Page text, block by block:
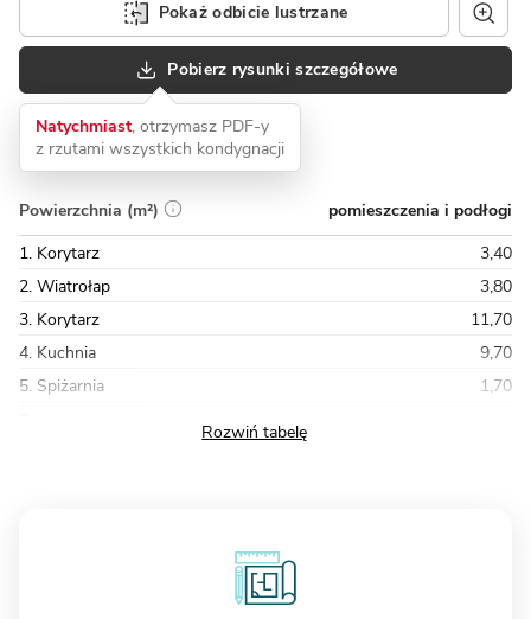
Pokaż odbicie lustrzane
Pobierz rysunki szczegółowe
Natychmiast, otrzymasz PDF-y
z rzutami wszystkich kondygnacji
Powierzchnia (m²)
pomieszczenia i podłogi
1. Korytarz
3,40
2. Wiatrołap
3,80
3. Korytarz
11,70
4. Kuchnia
9,70
5. Spiżarnia
1,70